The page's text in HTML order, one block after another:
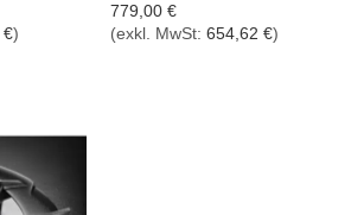
€)
779,00 €
(exkl. MwSt: 654,62 €)